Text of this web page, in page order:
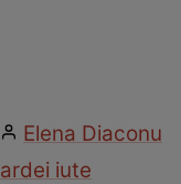
Elena Diaconu
ardei iute